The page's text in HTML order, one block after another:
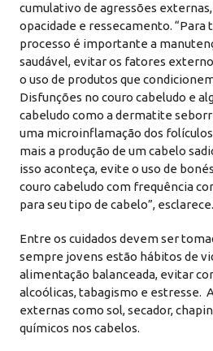
cumulativo de agressões
opacidade e ressecamento.
processo é importante a
saudável, evitar os fatores
o uso de produtos que
Disfunções no couro cabeludo e
cabeludo como a dermatite
uma microinflamação dos
mais a produção de um cabelo
isso aconteça, evite o uso de
couro cabeludo com frequência
para seu tipo de cabelo”, esclarece.
Entre os cuidados devem ser
sempre jovens estão hábitos de
alimentação balanceada, evitar
alcoólicas, tabagismo e estresse.
externas como sol, secador,
químicos nos cabelos.